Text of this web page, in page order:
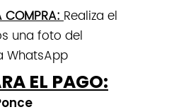
COMPRA:Realiza el
una foto del
WhatsApp
EL PAGO: